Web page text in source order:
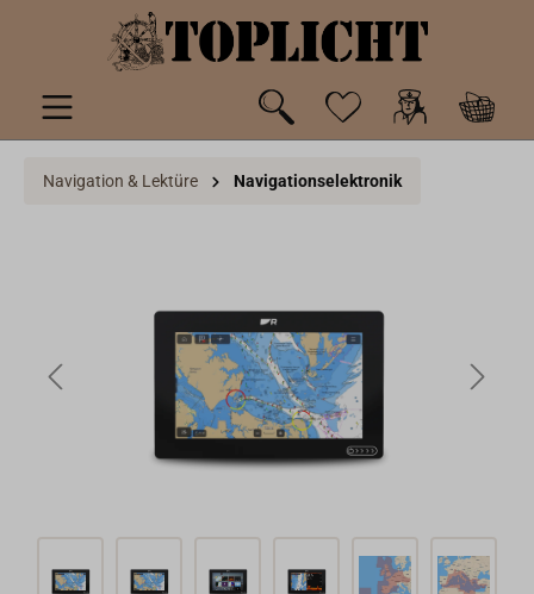
springen
Navigation & Lektüre Navigationselektronik